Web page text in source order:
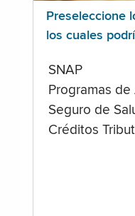
Preseleccione
los cuales
SNAP
Programas de
Seguro de
Créditos